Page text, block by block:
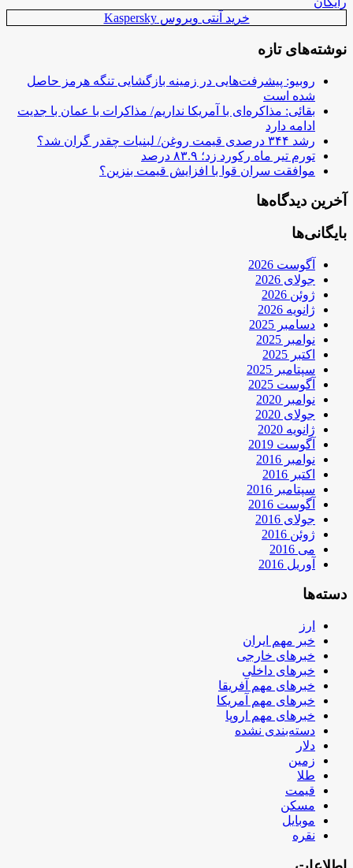
خرید آنتی ویروس Kaspersky
نوشته‌های تازه
روبیو: پیشرفت‌هایی در زمینه بازگشایی تنگه هرمز حاصل
شده است
بقائی: مذاکره‌ای با آمریکا نداریم/ مذاکرات با عمان با جدیت
ادامه دارد
رشد ۳۴۴ درصدی قیمت روغن/ لبنیات چقدر گران شد؟
تورم تیر ماه رکورد زد؛ ۸۳.۹ درصد
موافقت سران قوا با افزایش قیمت بنزین؟
آخرین دیدگاه‌ها
بایگانی‌ها
آگوست 2026
جولای 2026
ژوئن 2026
ژانویه 2026
دسامبر 2025
نوامبر 2025
اکتبر 2025
سپتامبر 2025
آگوست 2025
نوامبر 2020
جولای 2020
ژانویه 2020
آگوست 2019
نوامبر 2016
اکتبر 2016
سپتامبر 2016
آگوست 2016
جولای 2016
ژوئن 2016
می 2016
آوریل 2016
دسته‌ها
ارز
خبر مهم ایران
خبرهای خارجی
خبرهای داخلی
خبرهای مهم آفریقا
خبرهای مهم آمریکا
خبرهای مهم اروپا
دسته‌بندی نشده
دلار
زمین
طلا
قیمت
مسکن
موبایل
نقره